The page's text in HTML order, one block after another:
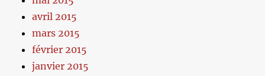
avril 2015
mars 2015
février 2015
janvier 2015